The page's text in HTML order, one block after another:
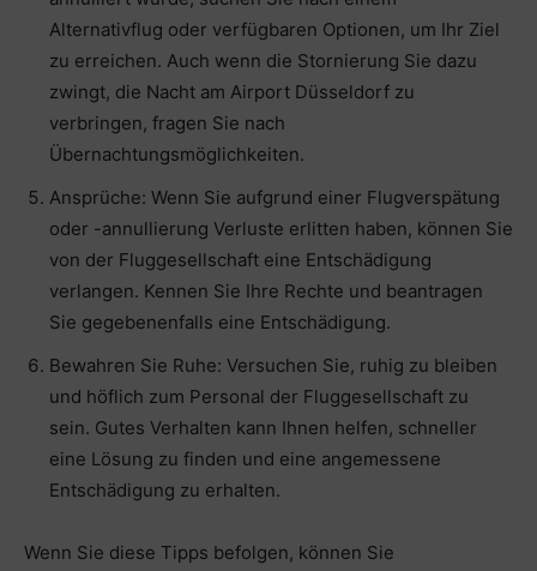
Alternativflug oder verfügbaren Optionen, um Ihr Ziel
zu erreichen. Auch wenn die Stornierung Sie dazu
zwingt, die Nacht am Airport Düsseldorf zu
verbringen, fragen Sie nach
Übernachtungsmöglichkeiten.
Ansprüche: Wenn Sie aufgrund einer Flugverspätung
oder -annullierung Verluste erlitten haben, können Sie
von der Fluggesellschaft eine Entschädigung
verlangen. Kennen Sie Ihre Rechte und beantragen
Sie gegebenenfalls eine Entschädigung.
Bewahren Sie Ruhe: Versuchen Sie, ruhig zu bleiben
und höflich zum Personal der Fluggesellschaft zu
sein. Gutes Verhalten kann Ihnen helfen, schneller
eine Lösung zu finden und eine angemessene
Entschädigung zu erhalten.
Wenn Sie diese Tipps befolgen, können Sie